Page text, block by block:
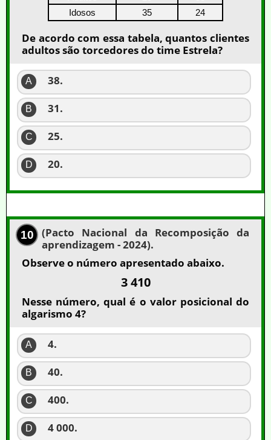
Idosos
35 24
De acordo com essa tabela, quantos clientes
adultos são torcedores do time Estrela?
A 38.
B 31.
C 25.
D 20.
10
(Pacto Nacional da Recomposição da
aprendizagem - 2024).
Observe o número apresentado abaixo.
3 410
Nesse número, qual é o valor posicional do
algarismo 4?
A 4.
B 40.
C 400.
D 4 000.